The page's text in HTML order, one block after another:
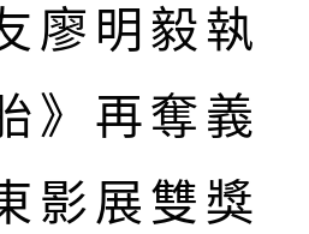
明毅執
》再奪義
影展雙獎